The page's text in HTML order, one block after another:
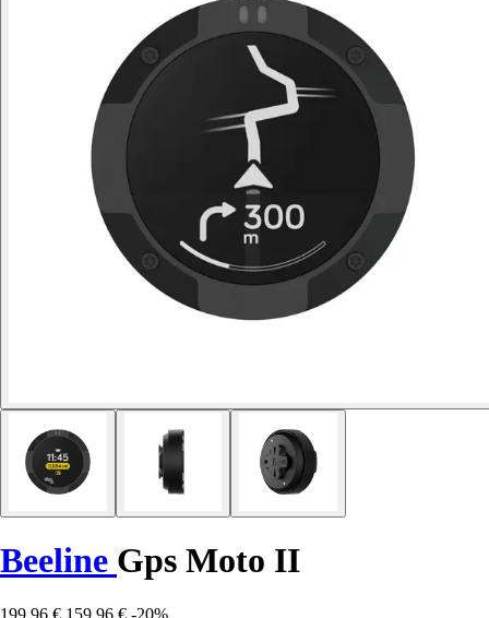
Beeline Gps Moto II
199,96 € 159,96 € -20%